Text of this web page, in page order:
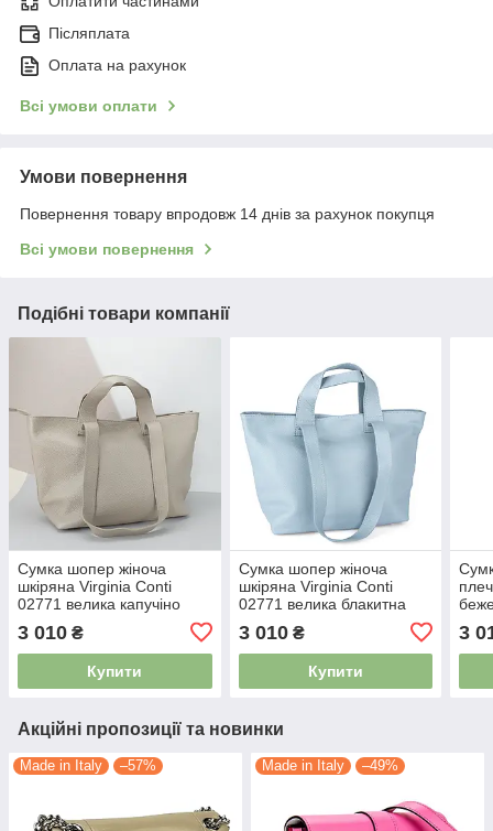
Післяплата
Оплата на рахунок
Всі умови оплати
Умови повернення
Повернення товару впродовж 14 днів за рахунок покупця
Всі умови повернення
Подібні товари компанії
Сумка шопер жіноча
шкіряна Virginia Conti
02771 велика капучіно
3 010 ₴
Купити
Сумка шопер жіноча
шкіряна Virginia Conti
02771 велика блакитна
3 010₴
Купити
3
Акційні пропозиції та новинки
Made in Italy –57% Made in Italy –49%